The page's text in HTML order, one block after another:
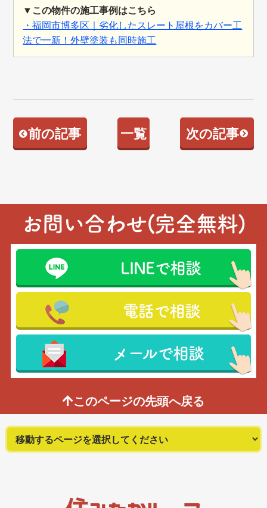
▼この物件の施工事例はこちら
・福岡市博多区｜劣化したスレート屋根をカバー工
法で一新！外壁塗装も同時施工
前の記事 一覧 次の記事
お問い合わせ(完全無料)
LINEで相談
電話で相談
メールで相談
このページの先頭へ戻る